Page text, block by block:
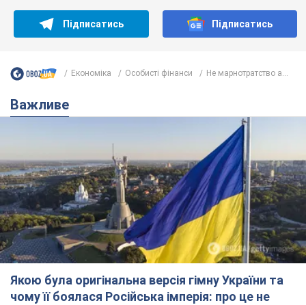
Підписатись Підписатись
Економіка Особисті фінанси Не марнотратство а...
Важливе
Якою була оригінальна версія гімну України та
чому її боялася Російська імперія: про це не